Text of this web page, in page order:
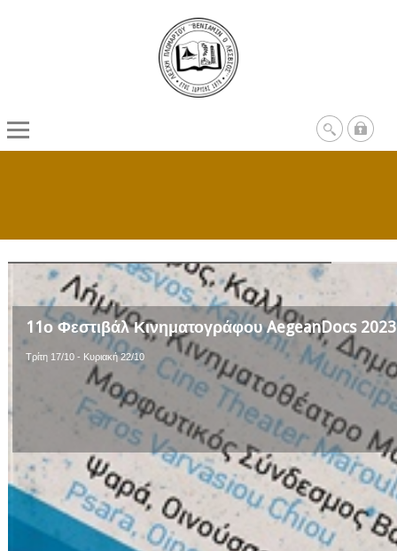
11ο Φεστιβάλ Κινηματογράφου AegeanDocs 2023
Τρίτη 17/10 - Κυριακή 22/10